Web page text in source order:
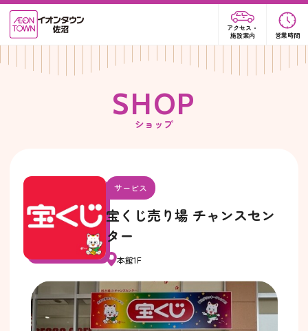
アクセス・
施設案内
営業時間
SHOP
ショップ
サービス
宝くじ売り場 チャンスセン
ター
本館1F